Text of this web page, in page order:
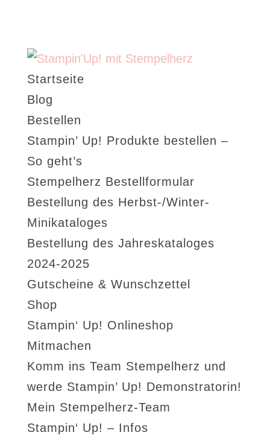
Startseite
Blog
Bestellen
Stampin’ Up! Produkte bestellen –
So geht’s
Stempelherz Bestellformular
Bestellung des Herbst-/Winter-
Minikataloges
Bestellung des Jahreskataloges
2024-2025
Gutscheine & Wunschzettel
Shop
Stampin‘ Up! Onlineshop
Mitmachen
Komm ins Team Stempelherz und
werde Stampin’ Up! Demonstratorin!
Mein Stempelherz-Team
Stampin‘ Up! – Infos